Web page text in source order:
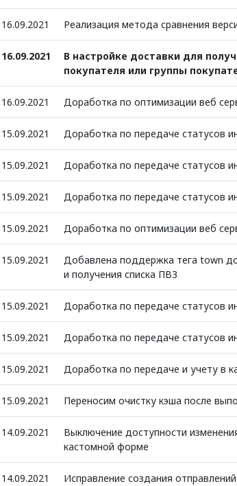
16.09.2021 Реализация метода сравнения
16.09.2021
В настройке доставки для
покупателя или группы
16.09.2021 Доработка по оптимизации веб
15.09.2021 Доработка по передаче статусов
15.09.2021 Доработка по передаче статусов
15.09.2021 Доработка по передаче статусов
15.09.2021 Доработка по оптимизации веб
15.09.2021
Добавлена поддержка тега town
и получения списка ПВЗ
15.09.2021 Доработка по передаче статусов
15.09.2021 Доработка по передаче статусов
15.09.2021 Доработка по передаче и учету в
15.09.2021 Переносим очистку кэша после
14.09.2021
Выключение доступности
кастомной форме
14.09.2021 Исправление создания